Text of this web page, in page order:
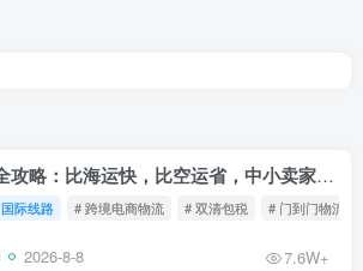
中欧班列拼箱LCL全攻略：比海运快，比空运省，中小卖家的物流新宠！
国际线路 # 跨境电商物流 # 双清包税 # 门到门物流
2026-8-8 7.6W+